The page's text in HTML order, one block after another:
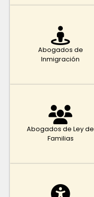
Abogados de
Inmigración
Abogados de Ley de
Familias